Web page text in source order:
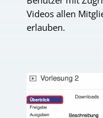
Videos allen
erlauben.